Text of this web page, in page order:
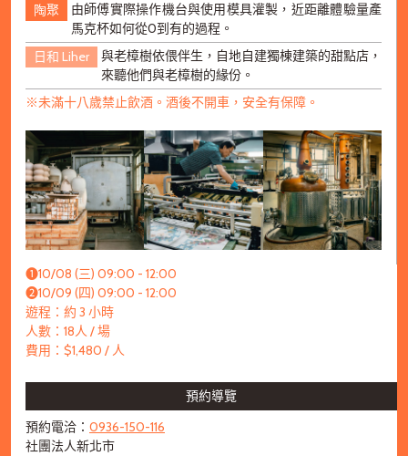
陶聚
由師傅實際操作機台與使用模具灌製，近距離體驗量產
馬克杯如何從0到有的過程。
日和 Liher
與老樟樹依偎伴生，自地自建獨棟建築的甜點店，
來聽他們與老樟樹的緣份。
※未滿十八歲禁止飲酒。酒後不開車，安全有保障。
➊10/08 (三) 09:00 - 12:00
➋10/09 (四) 09:00 - 12:00
遊程：約 3 小時
人數：18人 / 場
費用：$1,480 / 人
預約導覽
預約電洽： 0936-150-116
社團法人新北市